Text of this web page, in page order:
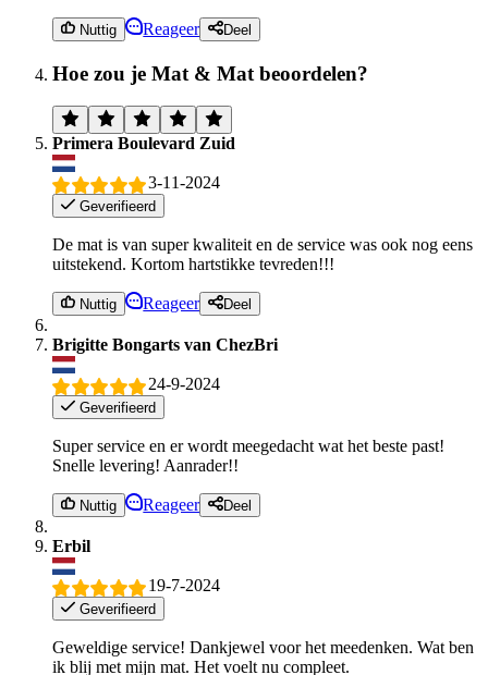
Nuttig Reageer Deel
Hoe zou je Mat & Mat beoordelen?
Primera Boulevard Zuid
3-11-2024
Geverifieerd
De mat is van super kwaliteit en de service was ook nog eens
uitstekend. Kortom hartstikke tevreden!!!
Nuttig Reageer Deel
Brigitte Bongarts van ChezBri
24-9-2024
Geverifieerd
Super service en er wordt meegedacht wat het beste past!
Snelle levering! Aanrader!!
Nuttig Reageer Deel
Erbil
19-7-2024
Geverifieerd
Geweldige service! Dankjewel voor het meedenken. Wat ben
ik blij met mijn mat. Het voelt nu compleet.